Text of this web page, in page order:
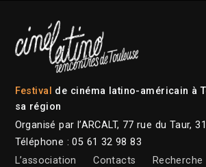
Festival de cinéma latino-américain à
sa région
Organisé par l’ARCALT, 77 rue du Taur,
Téléphone : 05 61 32 98 83
L’association
Contacts Recherche